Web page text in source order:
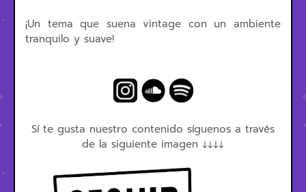
¡Un tema que suena vintage con un ambiente
tranquilo y suave!
Sí te gusta nuestro contenido síguenos a través
de la siguiente imagen ↓↓↓↓